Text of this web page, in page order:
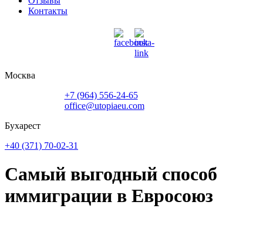
Контакты
Москва
+7 (964) 556-24-65
office@utopiaeu.com
Бухарест
+40 (371) 70-02-31
Cамый выгодный способ
иммиграции в Евросоюз